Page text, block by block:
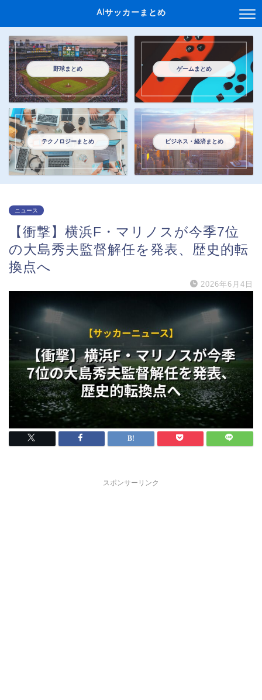
AIサッカーまとめ
野球まとめ ゲームまとめ
テクノロジーまとめ ビジネス・経済まとめ
ニュース
【衝撃】横浜F・マリノスが今季7位
の大島秀夫監督解任を発表、歴史的転
換点へ
2026年6月4日
スポンサーリンク